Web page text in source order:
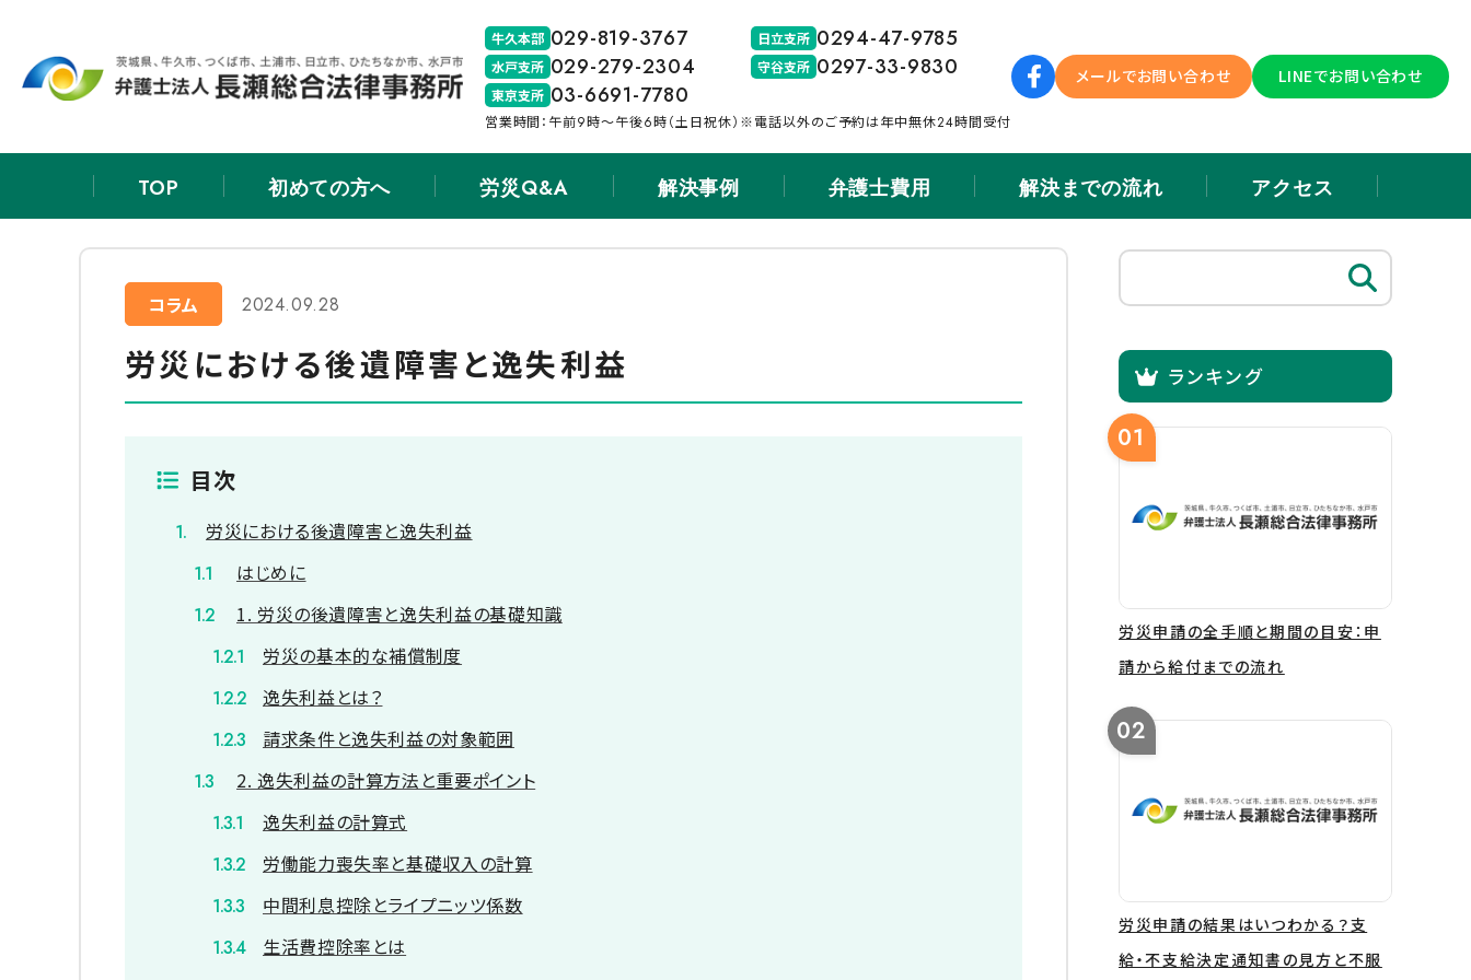
牛久本部 029-819-3767 日立支所 0294-47-9785
水戸支所 029-279-2304 守谷支所 0297-33-9830
東京支所 03-6691-7780
営業時間：午前9時〜午後6時（土日祝休）※電話以外のご予約は年中無休24時間受付
メールでお問い合わせ LINEでお問い合わせ
TOP 初めての方へ 労災Q&A 解決事例 弁護士費用 解決までの流れ アクセス
TOP 新着情報 労災における後遺障害と逸失利益
コラム 2024.09.28
労災における後遺障害と逸失利益
目次
労災における後遺障害と逸失利益
はじめに
1. 労災の後遺障害と逸失利益の基礎知識
労災の基本的な補償制度
逸失利益とは？
請求条件と逸失利益の対象範囲
2. 逸失利益の計算方法と重要ポイント
逸失利益の計算式
労働能力喪失率と基礎収入の計算
中間利息控除とライプニッツ係数
生活費控除率とは
ランキング
労災申請の全手順と期間の目安：申
請から給付までの流れ
労災申請の結果はいつわかる？支
給・不支給決定通知書の見方と不服